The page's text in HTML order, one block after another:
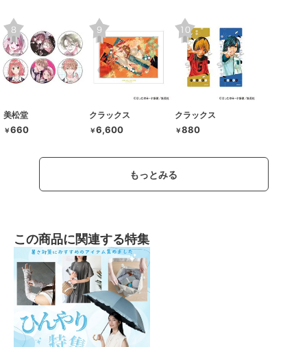
美松堂
￥660
クラックス
￥6,600
クラックス
￥880
もっとみる
この商品に関連する特集